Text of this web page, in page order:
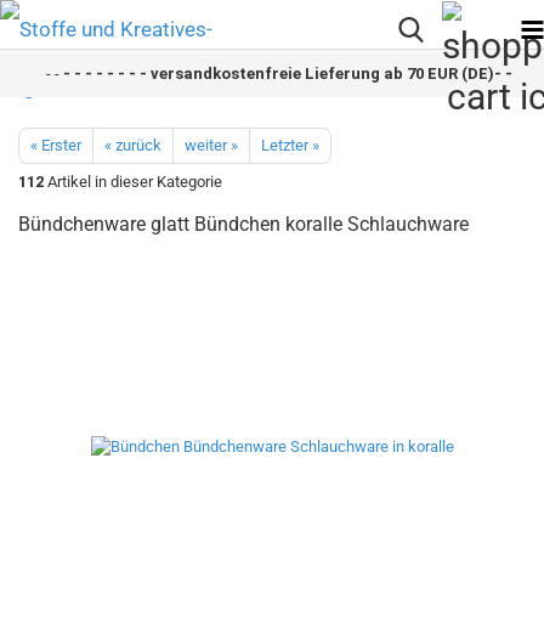
- - - - - - - - versandkostenfreie Lieferung ab 70 EUR (DE)- - - -
« Erster « zurück weiter »
Letzter »
112 Artikel in dieser Kategorie
Bündchenware glatt Bündchen koralle Schlauchware